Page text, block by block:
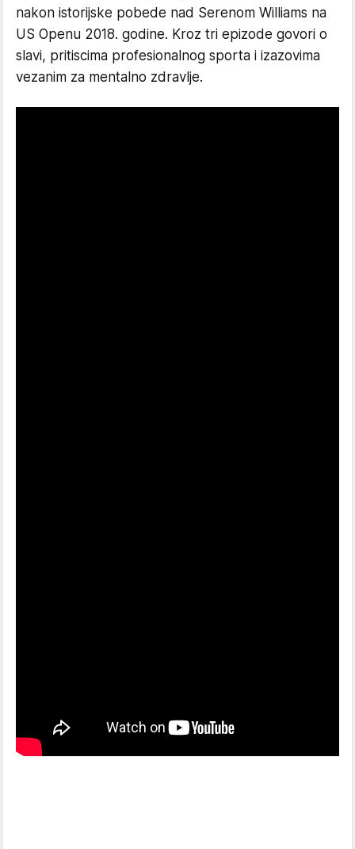
nakon istorijske pobede nad Serenom Williams na
US Openu 2018. godine. Kroz tri epizode govori o
slavi, pritiscima profesionalnog sporta i izazovima
vezanim za mentalno zdravlje.